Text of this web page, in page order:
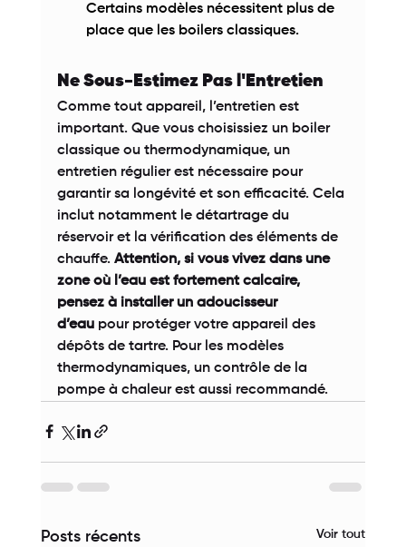
Certains modèles nécessitent plus de
place que les boilers classiques.
Ne Sous-Estimez Pas l'Entretien
Comme tout appareil, l’entretien est
important. Que vous choisissiez un boiler
classique ou thermodynamique, un
entretien régulier est nécessaire pour
garantir sa longévité et son efficacité. Cela
inclut notamment le détartrage du
réservoir et la vérification des éléments de
chauffe. Attention, si vous vivez dans une
zone où l’eau est fortement calcaire,
pensez à installer un adoucisseur
d’eau pour protéger votre appareil des
dépôts de tartre. Pour les modèles
thermodynamiques, un contrôle de la
pompe à chaleur est aussi recommandé.
Posts récents Voir tout